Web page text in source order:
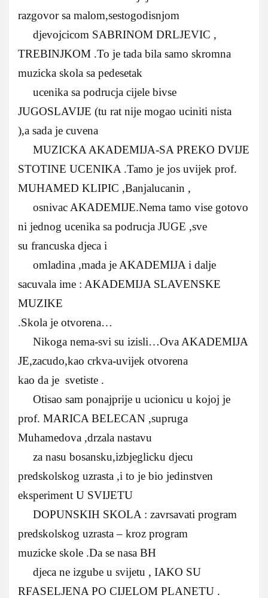
razgovor sa malom,sestogodisnjom
djevojcicom SABRINOM DRLJEVIC ,
TREBINJKOM .To je tada bila samo skromna
muzicka skola sa pedesetak
ucenika sa podrucja cijele bivse
JUGOSLAVIJE (tu rat nije mogao uciniti nista
),a sada je cuvena
MUZICKA AKADEMIJA-SA PREKO DVIJE
STOTINE UCENIKA .Tamo je jos uvijek prof.
MUHAMED KLIPIC ,Banjalucanin ,
osnivac AKADEMIJE.Nema tamo vise gotovo
ni jednog ucenika sa podrucja JUGE ,sve
su francuska djeca i
omladina ,mada je AKADEMIJA i dalje
sacuvala ime : AKADEMIJA SLAVENSKE
MUZIKE
.Skola je otvorena…
Nikoga nema-svi su izisli…Ova AKADEMIJA
JE,zacudo,kao crkva-uvijek otvorena
kao da je svetiste .
Otisao sam ponajprije u ucionicu u kojoj je
prof. MARICA BELECAN ,supruga
Muhamedova ,drzala nastavu
za nasu bosansku,izbjeglicku djecu
predskolskog uzrasta ,i to je bio jedinstven
eksperiment U SVIJETU
DOPUNSKIH SKOLA : zavrsavati program
predskolskog uzrasta – kroz program
muzicke skole .Da se nasa BH
djeca ne izgube u svijetu , IAKO SU
RFASELJENA PO CIJELOM PLANETU .